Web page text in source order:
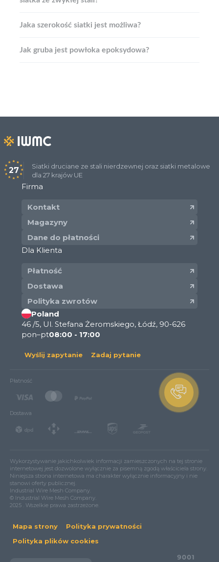
Jaka szerokość siatki jest możliwa?
Jak gruba jest powłoka epoksydowa?
27
Siatki druciane ze stali nierdzewnej oraz siatki metalowe
dla 27 krajów UE
Firma
Kontakt
Magazyny
Dane do płatności
Dla Klienta
Płatność
Dostawa
Polityka zwrotów
Poland
46 /5, Ul. Stefana Żeromskiego, Łódź, 90-626
pon–pt08:00 - 17:00
Wyślij zapytanie Zadaj pytanie
Płatność
Dostawa
Wykorzystywanie jakichkolwiek informacji zamieszczonych na tej stronie
internetowej jest dozwolone wyłącznie za pisemną zgodą właściciela strony.
Niniejsza strona internetowa ma charakter wyłącznie informacyjny i nie
stanowi oferty publicznej.
Industrial Wire Mesh Company.
© Industrial Wire Mesh Company.
2025 . Wszelkie prawa zastrzeżone.
Mapa strony
Polityka prywatności
Polityka plików cookies